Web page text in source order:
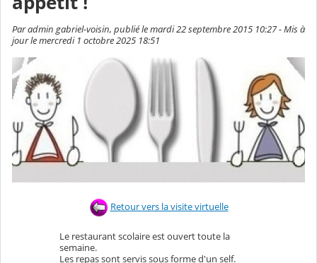
Par admin gabriel-voisin, publié le mardi 22 septembre 2015 10:27 - Mis à
jour le mercredi 1 octobre 2025 18:51
Retour vers la visite virtuelle
Le restaurant scolaire est ouvert toute la
semaine.
Les repas sont servis sous forme d'un self.